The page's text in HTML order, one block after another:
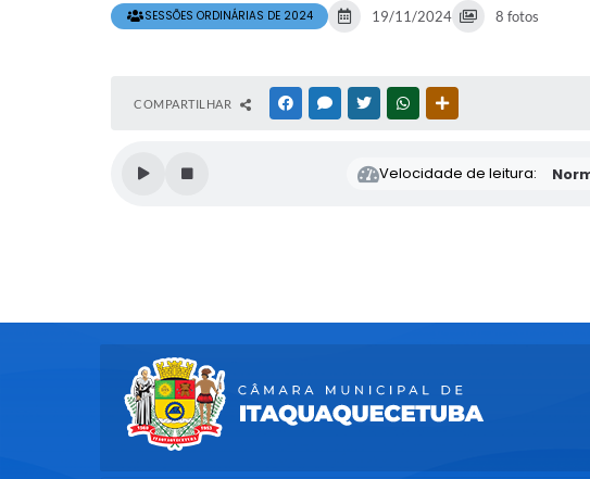
SESSÕES ORDINÁRIAS DE 2024 19/11/2024 8 fotos
COMPARTILHAR FACEBOOKMESSENGER
TWITTERWHATSAPP
Velocidade de leitura: